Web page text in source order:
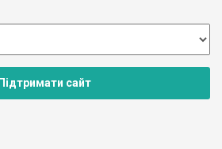
Підтримати сайт